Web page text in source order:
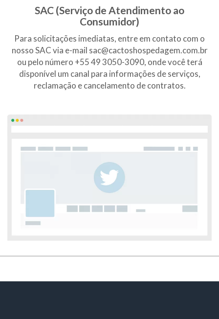
SAC (Serviço de Atendimento ao
Consumidor)
Para solicitações imediatas, entre em contato com o
nosso SAC via e-mail sac@cactoshospedagem.com.br
ou pelo número +55 49 3050-3090, onde você terá
disponível um canal para informações de serviços,
reclamação e cancelamento de contratos.